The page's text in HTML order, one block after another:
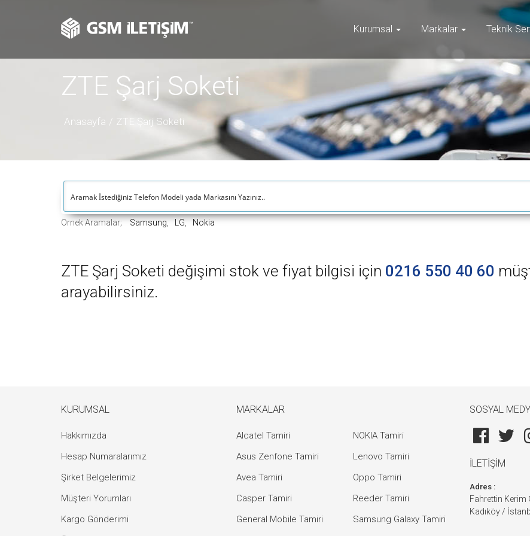
Kurumsal Markalar Teknik
ZTE Şarj Soketi
Anasayfa ZTE Şarj Soketi
Örnek Aramalar; Samsung LG Nokia
ZTE Şarj Soketi değişimi stok ve fiyat bilgisi için 0216 550 40 60
arayabilirsiniz.
KURUMSAL
Hakkımızda
Hesap Numaralarımız
Şirket Belgelerimiz
Müşteri Yorumları
Kargo Gönderimi
MARKALAR
Alcatel Tamiri
Asus Zenfone Tamiri
Avea Tamiri
Casper Tamiri
General Mobile Tamiri
NOKIA Tamiri
Lenovo Tamiri
Oppo Tamiri
Reeder Tamiri
Samsung Galaxy Tamiri
SOSYAL
İLETİŞİM
Adres :
Fahrettin Kerim
Kadıköy /